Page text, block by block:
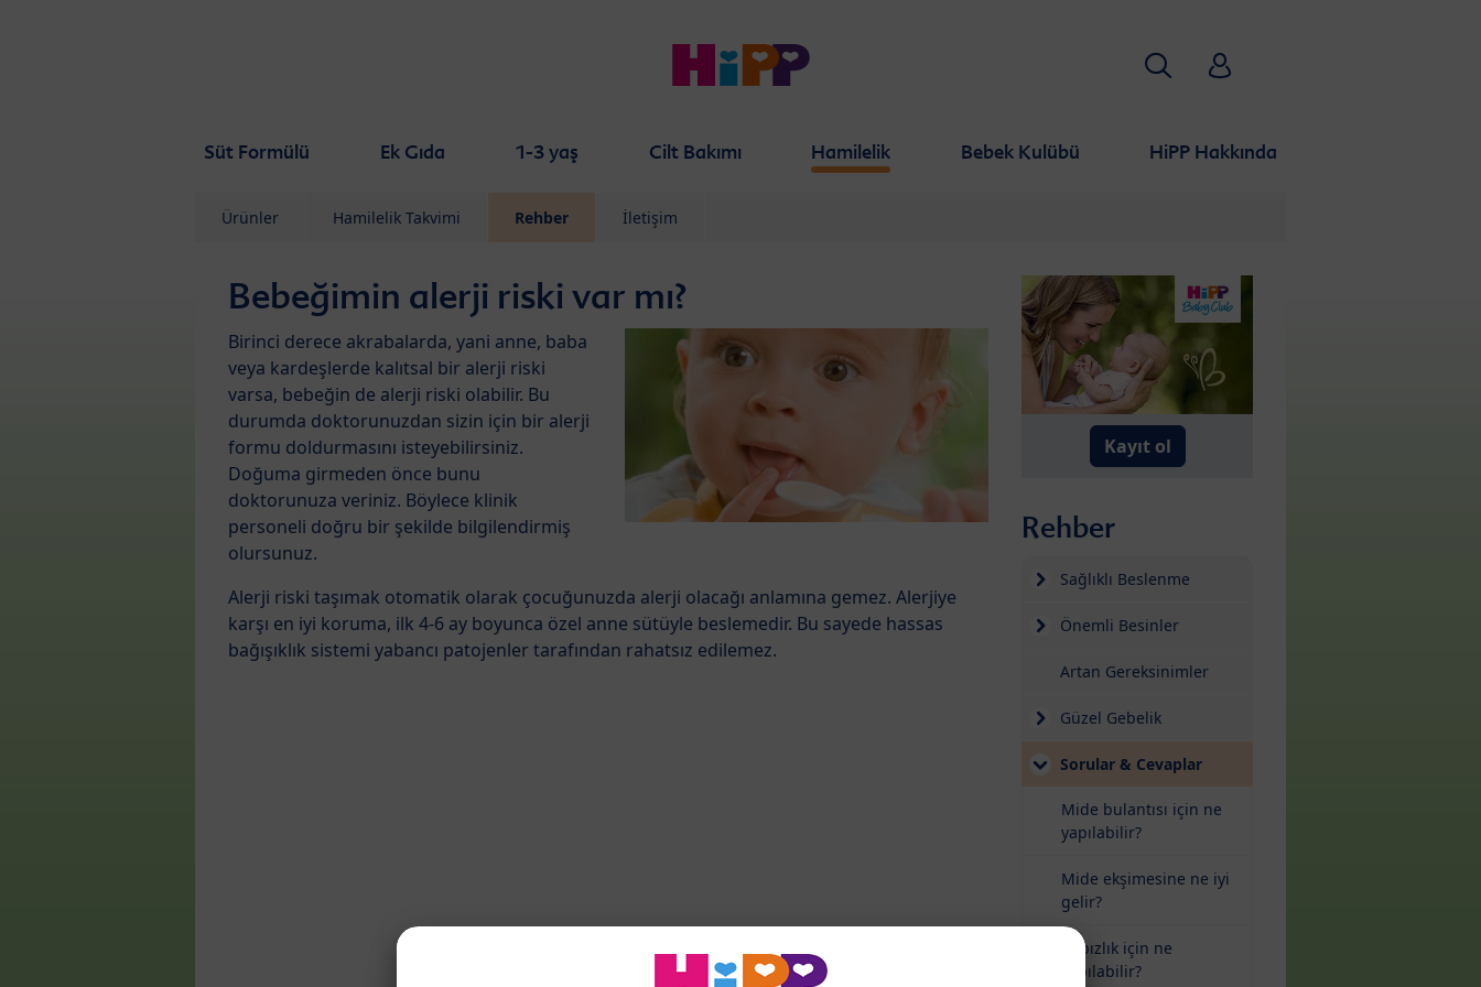
Süt Formülü Ek Gıda 1-3 yaş Cilt Bakımı Hamilelik Bebek Kulübü HiPP Hakkında
AramakHiPP Babyclub
Ürünler Hamilelik Takvimi Rehber İletişim
Bebeğimin alerji riski var mı?
Birinci derece akrabalarda, yani anne, baba
veya kardeşlerde kalıtsal bir alerji riski
varsa, bebeğin de alerji riski olabilir. Bu
durumda doktorunuzdan sizin için bir alerji
formu doldurmasını isteyebilirsiniz.
Doğuma girmeden önce bunu
doktorunuza veriniz. Böylece klinik
personeli doğru bir şekilde bilgilendirmiş
olursunuz.
Alerji riski taşımak otomatik olarak çocuğunuzda alerji olacağı anlamına gemez. Alerjiye
karşı en iyi koruma, ilk 4-6 ay boyunca özel anne sütüyle beslemedir. Bu sayede hassas
bağışıklık sistemi yabancı patojenler tarafından rahatsız edilemez.
Kayıt ol
Rehber
Sağlıklı Beslenme
Önemli Besinler
Artan Gereksinimler
Güzel Gebelik
Sorular & Cevaplar
Mide bulantısı için ne
yapılabilir?
Mide ekşimesine ne iyi
gelir?
Kabızlık için ne
yapılabilir?